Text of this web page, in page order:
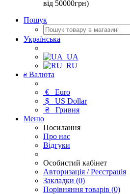
від 50000грн)
Пошук
Українська
UA
RU
₴ Валюта
€ Euro
$ US Dollar
₴ Гривня
Меню
Посилання
Про нас
Відгуки
Особистий кабінет
Авторизація / Реєстрація
Закладки (0)
Порівняння товарів (0)